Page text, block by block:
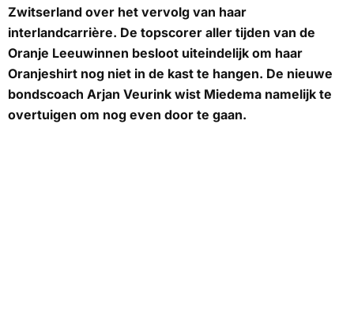
Zwitserland over het vervolg van haar
interlandcarrière. De topscorer aller tijden van de
Oranje Leeuwinnen besloot uiteindelijk om haar
Oranjeshirt nog niet in de kast te hangen. De nieuwe
bondscoach Arjan Veurink wist Miedema namelijk te
overtuigen om nog even door te gaan.